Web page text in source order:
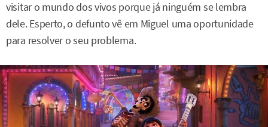
visitar o mundo dos vivos porque já ninguém se lembra
dele. Esperto, o defunto vê em Miguel uma oportunidade
para resolver o seu problema.